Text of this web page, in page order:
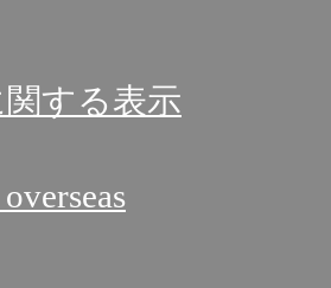
する表示